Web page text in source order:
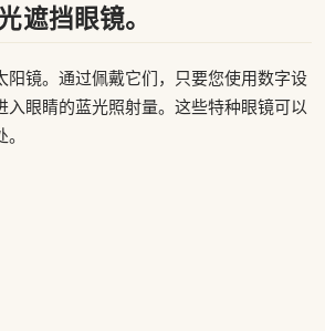
遮挡眼镜。
阳镜。通过佩戴它们，只要您使用数字设
入眼睛的蓝光照射量。这些特种眼镜可以